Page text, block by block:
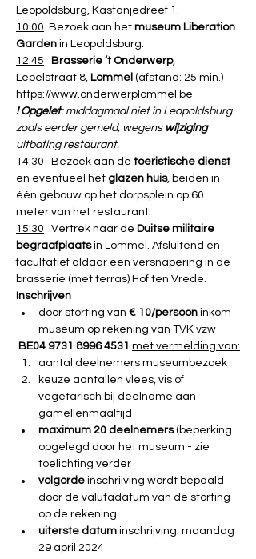
Leopoldsburg, Kastanjedreef 1.
10:00 Bezoek aan het museum Liberation
Garden in Leopoldsburg.
12:45
Brasserie ’t Onderwerp,
Lepelstraat 8, Lommel (afstand: 25 min.)
https://www.onderwerplommel.be
! Opgelet: middagmaal niet in Leopoldsburg
zoals eerder gemeld, wegens wijziging
uitbating restaurant.
14:30 Bezoek aan de toeristische dienst
en eventueel het glazen huis, beiden in
één gebouw op het dorpsplein op 60
meter van het restaurant.
15:30 Vertrek naar de Duitse militaire
begraafplaats in Lommel. Afsluitend en
facultatief aldaar een versnapering in de
brasserie (met terras) Hof ten Vrede.
Inschrijven
door storting van € 10/persoon inkom
museum op rekening van TVK vzw
BE04 9731 8996 4531 met vermelding van:
aantal deelnemers museumbezoek
keuze aantallen vlees, vis of
vegetarisch bij deelname aan
gamellenmaaltijd
maximum 20 deelnemers (beperking
opgelegd door het museum - zie
toelichting verder
volgorde inschrijving wordt bepaald
door de valutadatum van de storting
op de rekening
uiterste datum inschrijving: maandag
29 april 2024